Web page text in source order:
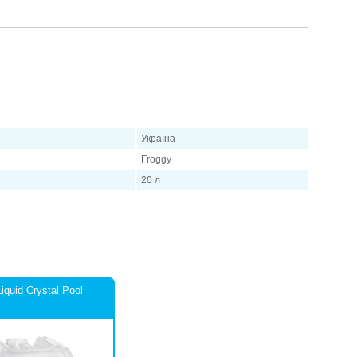
Україна
Froggy
20 л
Crystal Pool